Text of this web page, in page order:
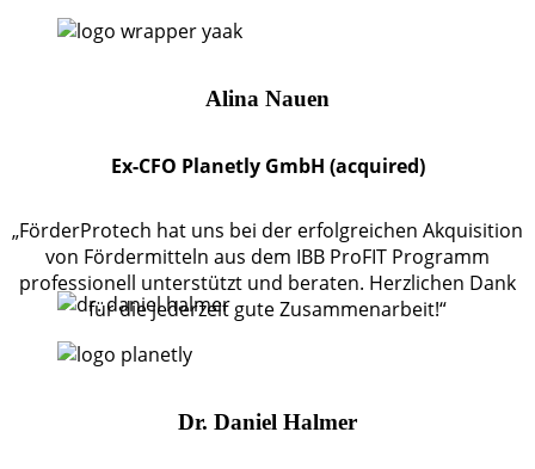
Alina Nauen
Ex-CFO Planetly GmbH (acquired)
„FörderProtech hat uns bei der erfolgreichen Akquisition
von Fördermitteln aus dem IBB ProFIT Programm
professionell unterstützt und beraten. Herzlichen Dank
für die jederzeit gute Zusammenarbeit!“
Dr. Daniel Halmer